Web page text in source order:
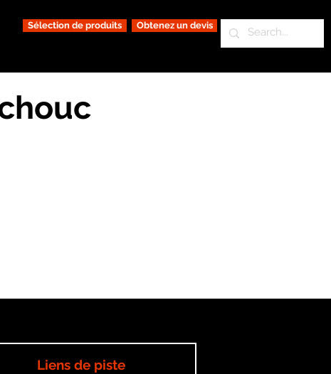
Sélection de produits Obtenez un devis
Liens de piste